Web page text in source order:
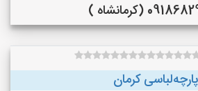
(کرمانشاه )
پارچه‌لباسی کرمان